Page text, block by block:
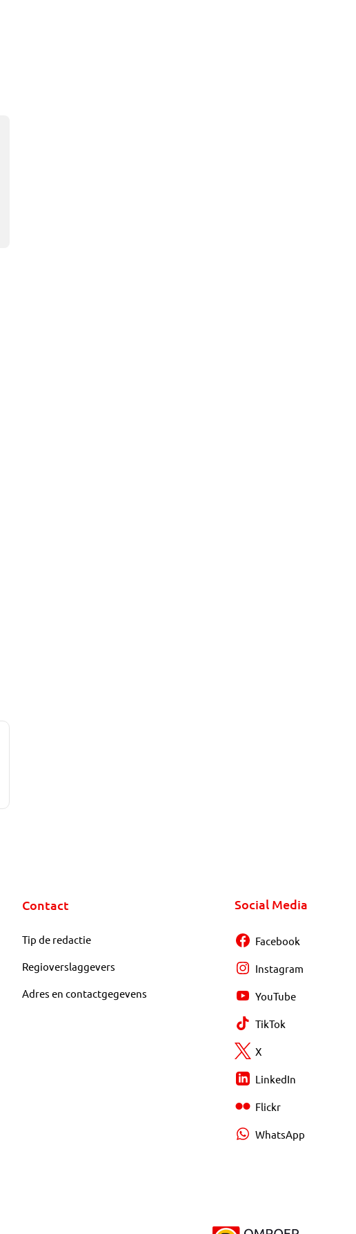
Contact
Tip de redactie
Regioverslaggevers
Adres en contactgegevens
Social Media
Facebook
Instagram
YouTube
TikTok
X
LinkedIn
Flickr
WhatsApp